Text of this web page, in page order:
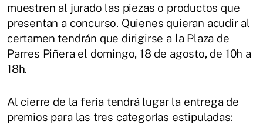
muestren al jurado las piezas o productos que
presentan a concurso. Quienes quieran acudir al
certamen tendrán que dirigirse a la Plaza de
Parres Piñera el domingo, 18 de agosto, de 10h a
18h.
Al cierre de la feria tendrá lugar la entrega de
premios para las tres categorías estipuladas: